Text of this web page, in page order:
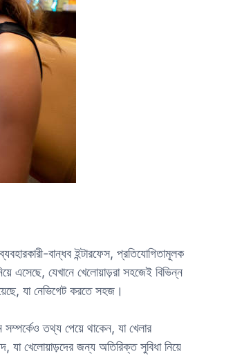
বান্ধব ইন্টারফেস, প্রতিযোগিতামূলক
যেখানে খেলোয়াড়রা সহজেই বিভিন্ন
যা নেভিগেট করতে সহজ।
তথ্য পেয়ে থাকেন, যা খেলার
যা খেলোয়াড়দের জন্য অতিরিক্ত সুবিধা নিয়ে